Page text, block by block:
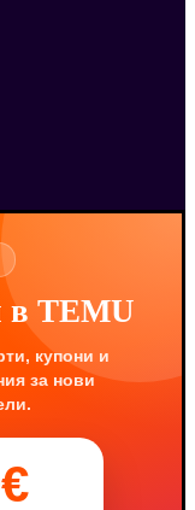
в TEMU
купони и
за нови